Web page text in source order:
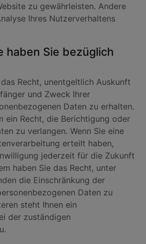
zu gewährleisten. Andere
Ihres Nutzerverhaltens
haben Sie bezüglich
Recht, unentgeltlich Auskunft
und Zweck Ihrer
Daten zu erhalten.
ein Recht, die Berichtigung oder
zu verlangen. Wenn Sie eine
erteilt haben,
jederzeit für die Zukunft
haben Sie das Recht, unter
die Einschränkung der
Daten zu
steht Ihnen ein
der zuständigen